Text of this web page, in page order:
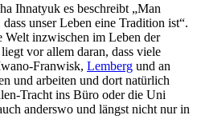
Ihnatyuk es beschreibt „Man
unser Leben eine Tradition ist“.
Welt inzwischen im Leben der
vor allem daran, dass viele
Franwisk, Lemberg und an
und arbeiten und dort natürlich
Tracht ins Büro oder die Uni
anderswo und längst nicht nur in